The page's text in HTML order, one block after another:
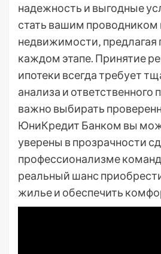
надежность и выгодные
стать вашим проводником
недвижимости‚
каждом этапе. Принятие
ипотеки всегда требует
анализа и ответственного
важно выбирать
ЮниКредит Банком вы
уверены в прозрачности
профессионализме
реальный шанс
жилье и обеспечить